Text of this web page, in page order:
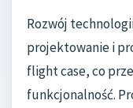
Rozwój
projektowanie i
flight case, co
funkcjonalność.